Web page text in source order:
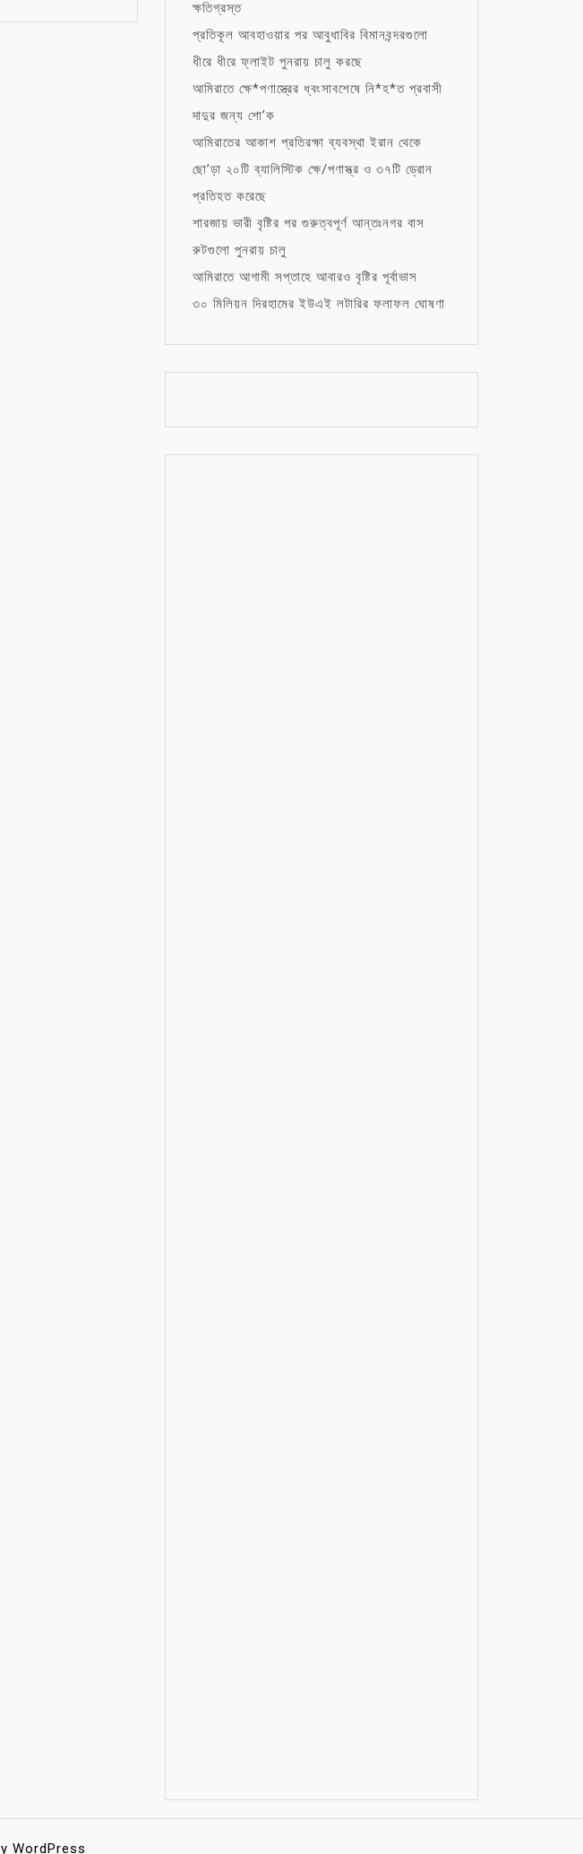
ক্ষতিগ্রস্ত
প্রতিকূল আবহাওয়ার পর আবুধাবির বিমানবন্দরগুলো
ধীরে ধীরে ফ্লাইট পুনরায় চালু করছে
আমিরাতে ক্ষে*পণাস্ত্রের ধ্বংসাবশেষে নি*হ*ত প্রবাসী
দাদুর জন্য শো’ক
আমিরাতের আকাশ প্রতিরক্ষা ব্যবস্থা ইরান থেকে
ছো’ড়া ২০টি ব্যালিস্টিক ক্ষে/পণাস্ত্র ও ৩৭টি ড্রোন
প্রতিহত করেছে
শারজায় ভারী বৃষ্টির পর গুরুত্বপূর্ণ আন্তঃনগর বাস
রুটগুলো পুনরায় চালু
আমিরাতে আগামী সপ্তাহে আবারও বৃষ্টির পূর্বাভাস
৩০ মিলিয়ন দিরহামের ইউএই লটারির ফলাফল ঘোষণা
WordPress